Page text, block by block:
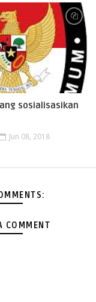
sosialisasikan
Jun 08, 2018
COMMENT